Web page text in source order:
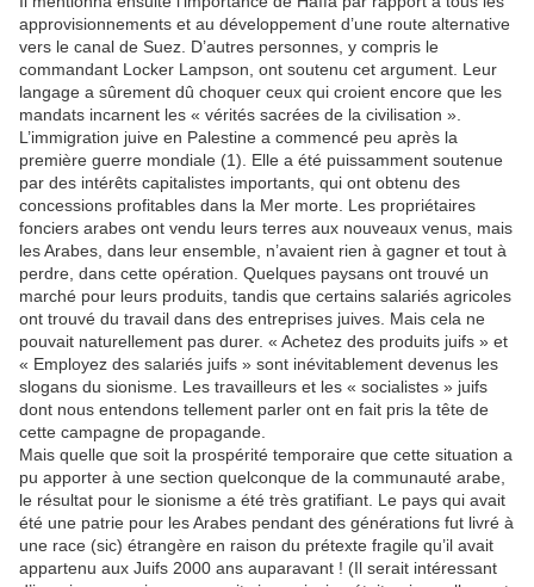
approvisionnements et au développement d’une route alternative
vers le canal de Suez. D’autres personnes, y compris le
commandant Locker Lampson, ont soutenu cet argument. Leur
langage a sûrement dû choquer ceux qui croient encore que les
mandats incarnent les « vérités sacrées de la civilisation ».
L’immigration juive en Palestine a commencé peu après la
première guerre mondiale (1). Elle a été puissamment soutenue
par des intérêts capitalistes importants, qui ont obtenu des
concessions profitables dans la Mer morte. Les propriétaires
fonciers arabes ont vendu leurs terres aux nouveaux venus, mais
les Arabes, dans leur ensemble, n’avaient rien à gagner et tout à
perdre, dans cette opération. Quelques paysans ont trouvé un
marché pour leurs produits, tandis que certains salariés agricoles
ont trouvé du travail dans des entreprises juives. Mais cela ne
pouvait naturellement pas durer. « Achetez des produits juifs » et
« Employez des salariés juifs » sont inévitablement devenus les
slogans du sionisme. Les travailleurs et les « socialistes » juifs
dont nous entendons tellement parler ont en fait pris la tête de
cette campagne de propagande.
Mais quelle que soit la prospérité temporaire que cette situation a
pu apporter à une section quelconque de la communauté arabe,
le résultat pour le sionisme a été très gratifiant. Le pays qui avait
été une patrie pour les Arabes pendant des générations fut livré à
une race (sic) étrangère en raison du prétexte fragile qu’il avait
appartenu aux Juifs 2000 ans auparavant ! (Il serait intéressant